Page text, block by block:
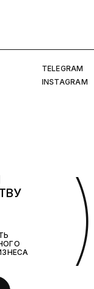
TELEGRAM
INSTAGRAM